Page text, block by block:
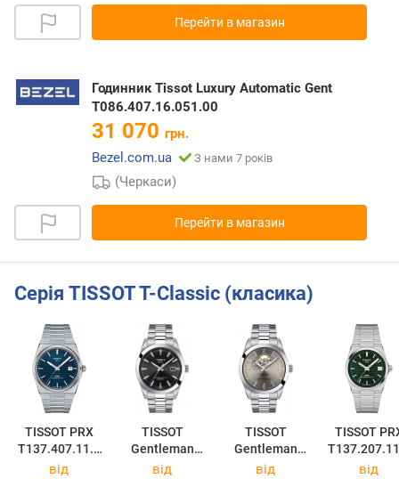
Перейти в магазин
Годинник Tissot Luxury Automatic Gent
T086.407.16.051.00
31 070 грн.
Bezel.com.ua
З нами 7 років
(Черкаси)
Перейти в магазин
Серія TISSOT T-Classic (класика)
TISSOT PRX
T137.407.11.0
41.00
TISSOT
Gentleman
Powermatic 80
TISSOT
Gentleman
Powermatic 80
TISSOT
91.00
від
від
від
від